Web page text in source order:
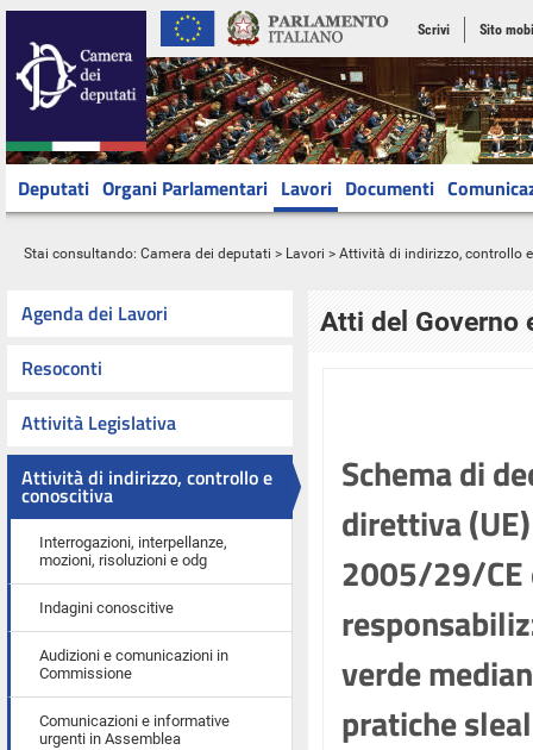
Scrivi Sito
Deputati Organi Parlamentari Lavori Documenti
Stai consultando: Camera dei deputati > Lavori > Attività di indirizzo, controllo
Agenda dei Lavori
Resoconti
Attività Legislativa
Attività di indirizzo, controllo e
conoscitiva
Interrogazioni, interpellanze,
mozioni, risoluzioni e odg
Indagini conoscitive
Audizioni e comunicazioni in
Commissione
Comunicazioni e informative
urgenti in Assemblea
Atti del Governo
Schema di
direttiva
2005/29/CE
verde
pratiche